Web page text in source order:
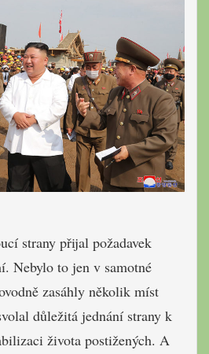
strany přijal požadavek
Nebylo to jen v samotné
zasáhly několik míst
důležitá jednání strany k
života postižených. A